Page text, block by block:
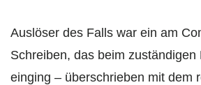
Auslöser des Falls war ein am
Schreiben, das beim
einging – überschrieben mit dem